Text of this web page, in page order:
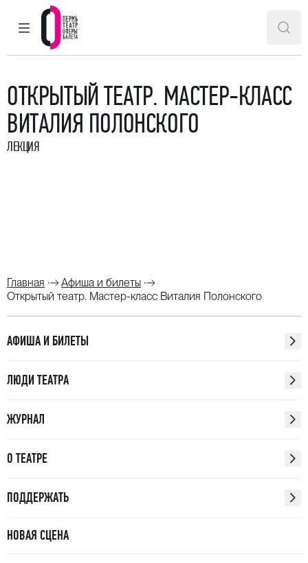
ГЛАВНОЕ МЕНЮ
Пермский театр оперы и балета
ОТКРЫТЫЙ ТЕАТР. МАСТЕР-КЛАСС
ВИТАЛИЯ ПОЛОНСКОГО
ЛЕКЦИЯ
Главная
Афиша и билеты
Открытый театр. Мастер-класс Виталия Полонского
АФИША И БИЛЕТЫ
ЛЮДИ ТЕАТРА
ЖУРНАЛ
О ТЕАТРЕ
ПОДДЕРЖАТЬ
НОВАЯ СЦЕНА